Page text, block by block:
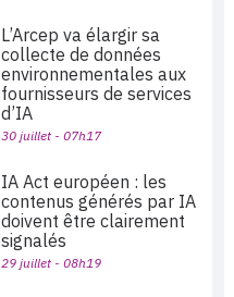
L’Arcep va élargir sa
collecte de données
environnementales aux
fournisseurs de services
d’IA
30 juillet - 07h17
IA Act européen : les
contenus générés par IA
doivent être clairement
signalés
29 juillet - 08h19